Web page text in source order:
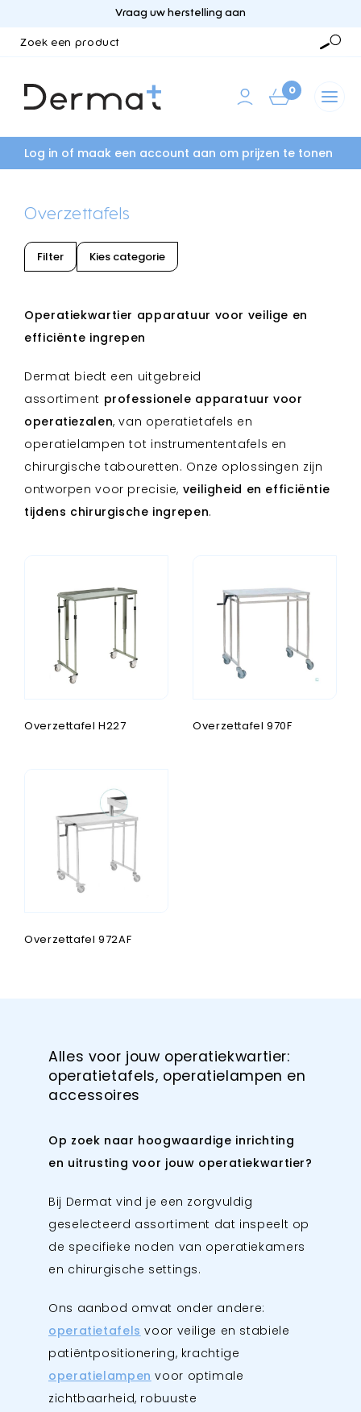
Vraag uw herstelling aan
0
Log in of maak een account aan om prijzen te tonen
Overzettafels
Filter Kies categorie
Operatiekwartier apparatuur voor veilige en
efficiënte ingrepen
Dermat biedt een uitgebreid
assortiment professionele apparatuur voor
operatiezalen, van operatietafels en
operatielampen tot instrumententafels en
chirurgische tabouretten. Onze oplossingen zijn
ontworpen voor precisie, veiligheid en efficiëntie
tijdens chirurgische ingrepen.
Overzettafel H227 Overzettafel 970F
Overzettafel 972AF
Alles voor jouw operatiekwartier:
operatietafels, operatielampen en
accessoires
Op zoek naar hoogwaardige inrichting
en uitrusting voor jouw operatiekwartier?
Bij Dermat vind je een zorgvuldig
geselecteerd assortiment dat inspeelt op
de specifieke noden van operatiekamers
en chirurgische settings.
Ons aanbod omvat onder andere:
operatietafels voor veilige en stabiele
patiëntpositionering, krachtige
operatielampen voor optimale
zichtbaarheid, robuuste